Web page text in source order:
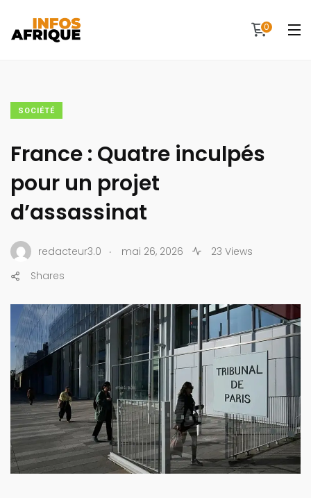
0
SOCIÉTÉ
France : Quatre inculpés
pour un projet
d’assassinat
redacteur3.0 . mai 26, 2026
23 Views
Shares